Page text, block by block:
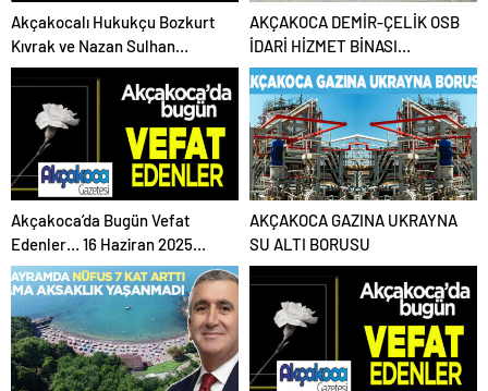
Akçakocalı Hukukçu Bozkurt
Kıvrak ve Nazan Sulhan
Dünyaevine Girdi
AKÇAKOCA DEMİR-ÇELİK OSB
İDARİ HİZMET BİNASI
TÖRENLE AÇILDI
Akçakoca’da Bugün Vefat
Edenler… 16 Haziran 2025
Pazartesi
AKÇAKOCA GAZINA UKRAYNA
SU ALTI BORUSU